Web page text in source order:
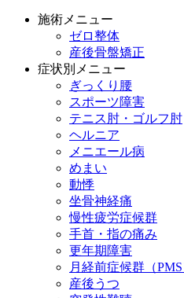
施術メニュー
ゼロ整体
産後骨盤矯正
症状別メニュー
ぎっくり腰
スポーツ障害
テニス肘・ゴルフ肘
ヘルニア
メニエール病
めまい
動悸
坐骨神経痛
慢性疲労症候群
手首・指の痛み
更年期障害
月経前症候群（PMS
産後うつ